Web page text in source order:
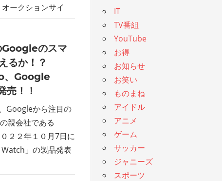
ークションサイ
Googleのスマ
るか！？
Google
売！！
Googleから注目の
親会社である
２２年１０月7日に
」の製品発表
IT
TV番組
YouTube
お得
お知らせ
お笑い
ものまね
アイドル
アニメ
ゲーム
サッカー
ジャニーズ
スポーツ